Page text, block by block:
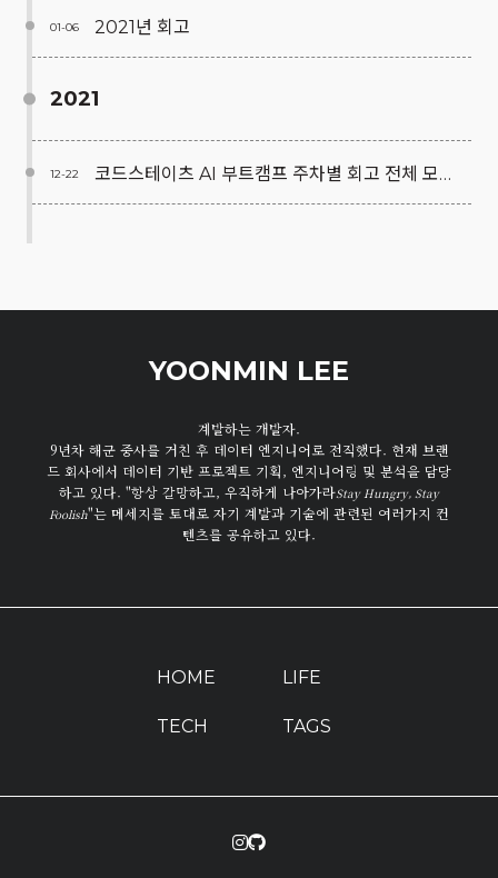
01-06 2021년 회고
2021
12-22 코드스테이츠 AI 부트캠프 주차별 회고 전체 모음.zip
YOONMIN LEE
계발하는 개발자.
9년차 해군 중사를 거친 후 데이터 엔지니어로 전직했다. 현재 브랜
드 회사에서 데이터 기반 프로젝트 기획, 엔지니어링 및 분석을 담당
하고 있다. "항상 갈망하고, 우직하게 나아가라Stay Hungry, Stay
Foolish"는 메세지를 토대로 자기 계발과 기술에 관련된 여러가지 컨
텐츠를 공유하고 있다.
HOME LIFE
TECH TAGS